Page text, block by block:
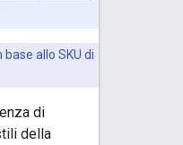
allo SKU di
di
della